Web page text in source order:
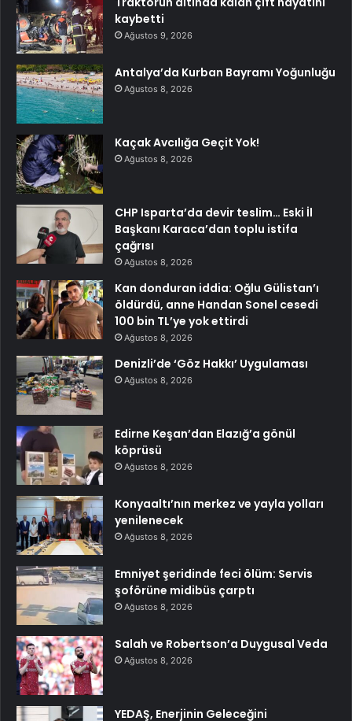
kaybetti
Ağustos 9, 2026
Antalya’da Kurban Bayramı Yoğunluğu
Ağustos 8, 2026
Kaçak Avcılığa Geçit Yok!
Ağustos 8, 2026
CHP Isparta’da devir teslim… Eski İl
Başkanı Karaca’dan toplu istifa
çağrısı
Ağustos 8, 2026
Kan donduran iddia: Oğlu Gülistan’ı
öldürdü, anne Handan Sonel cesedi
100 bin TL’ye yok ettirdi
Ağustos 8, 2026
Denizli’de ‘Göz Hakkı’ Uygulaması
Ağustos 8, 2026
Edirne Keşan’dan Elazığ’a gönül
köprüsü
Ağustos 8, 2026
Konyaaltı’nın merkez ve yayla yolları
yenilenecek
Ağustos 8, 2026
Emniyet şeridinde feci ölüm: Servis
şoförüne midibüs çarptı
Ağustos 8, 2026
Salah ve Robertson’a Duygusal Veda
Ağustos 8, 2026
YEDAŞ, Enerjinin Geleceğini